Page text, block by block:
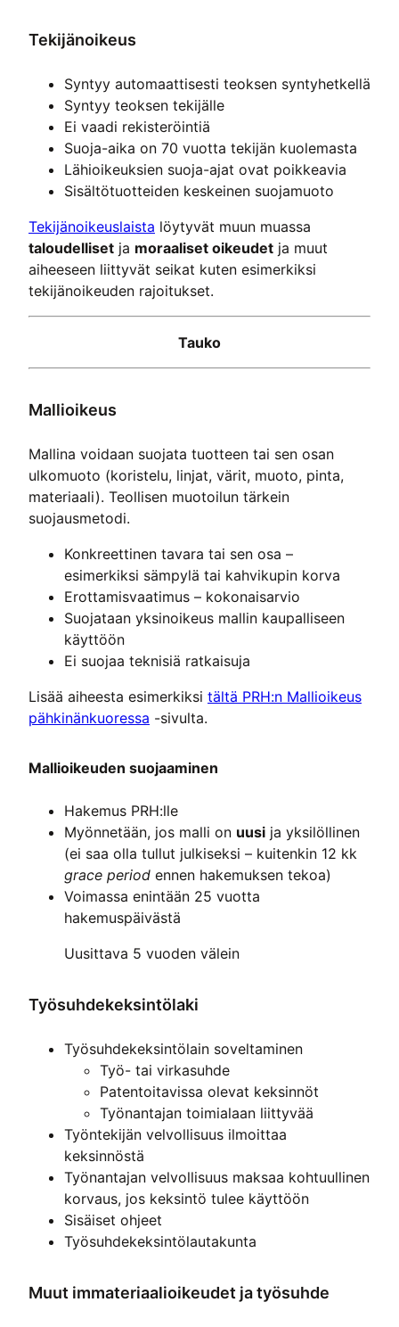
Tekijänoikeus
Syntyy automaattisesti teoksen syntyhetkellä
Syntyy teoksen tekijälle
Ei vaadi rekisteröintiä
Suoja-aika on 70 vuotta tekijän kuolemasta
Lähioikeuksien suoja-ajat ovat poikkeavia
Sisältötuotteiden keskeinen suojamuoto
Tekijänoikeuslaista löytyvät muun muassa
taloudelliset ja moraaliset oikeudet ja muut
aiheeseen liittyvät seikat kuten esimerkiksi
tekijänoikeuden rajoitukset.
Tauko
Mallioikeus
Mallina voidaan suojata tuotteen tai sen osan
ulkomuoto (koristelu, linjat, värit, muoto, pinta,
materiaali). Teollisen muotoilun tärkein
suojausmetodi.
Konkreettinen tavara tai sen osa –
esimerkiksi sämpylä tai kahvikupin korva
Erottamisvaatimus – kokonaisarvio
Suojataan yksinoikeus mallin kaupalliseen
käyttöön
Ei suojaa teknisiä ratkaisuja
Lisää aiheesta esimerkiksi tältä PRH:n Mallioikeus
pähkinänkuoressa -sivulta.
Mallioikeuden suojaaminen
Hakemus PRH:lle
Myönnetään, jos malli on uusi ja yksilöllinen
(ei saa olla tullut julkiseksi – kuitenkin 12 kk
grace period ennen hakemuksen tekoa)
Voimassa enintään 25 vuotta
hakemuspäivästä
Uusittava 5 vuoden välein
Työsuhdekeksintölaki
Työsuhdekeksintölain soveltaminen
Työ- tai virkasuhde
Patentoitavissa olevat keksinnöt
Työnantajan toimialaan liittyvää
Työntekijän velvollisuus ilmoittaa
keksinnöstä
Työnantajan velvollisuus maksaa kohtuullinen
korvaus, jos keksintö tulee käyttöön
Sisäiset ohjeet
Työsuhdekeksintölautakunta
Muut immateriaalioikeudet ja työsuhde